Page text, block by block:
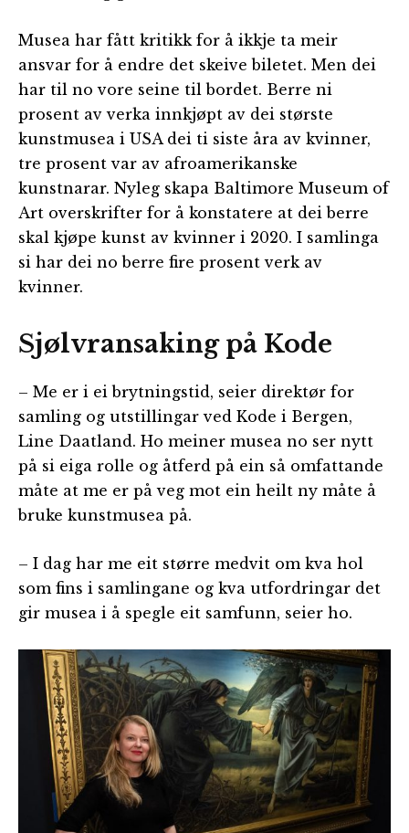
Musea har fått kritikk for å ikkje ta meir
ansvar for å endre det skeive biletet. Men dei
har til no vore seine til bordet. Berre ni
prosent av verka innkjøpt av dei største
kunstmusea i USA dei ti siste åra av kvinner,
tre prosent var av afroamerikanske
kunstnarar. Nyleg skapa Baltimore Museum of
Art overskrifter for å konstatere at dei berre
skal kjøpe kunst av kvinner i 2020. I samlinga
si har dei no berre fire prosent verk av
kvinner.
Sjølvransaking på Kode
– Me er i ei brytningstid, seier direktør for
samling og utstillingar ved Kode i Bergen,
Line Daatland. Ho meiner musea no ser nytt
på si eiga rolle og åtferd på ein så omfattande
måte at me er på veg mot ein heilt ny måte å
bruke kunstmusea på.
– I dag har me eit større medvit om kva hol
som fins i samlingane og kva utfordringar det
gir musea i å spegle eit samfunn, seier ho.